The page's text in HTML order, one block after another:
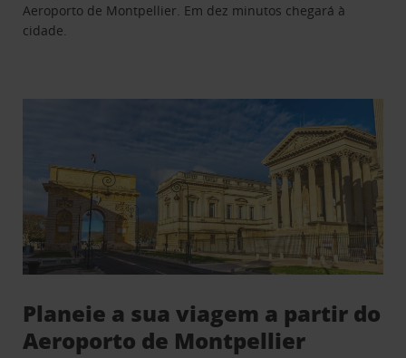
Aeroporto de Montpellier. Em dez minutos chegará à
cidade.
Planeie a sua viagem a partir do
Aeroporto de Montpellier